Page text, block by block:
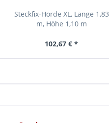
Steckfix-Horde XL, Länge 1,83
m, Höhe 1,10 m
102,67 € *